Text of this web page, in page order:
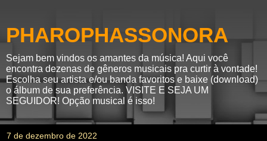
PHAROPHASSONORA
Sejam bem vindos os amantes da música! Aqui você
encontra dezenas de gêneros musicais pra curtir à vontade!
Escolha seu artista e/ou banda favoritos e baixe (download)
o álbum de sua preferência. VISITE E SEJA UM
SEGUIDOR! Opção musical é isso!
7 de dezembro de 2022